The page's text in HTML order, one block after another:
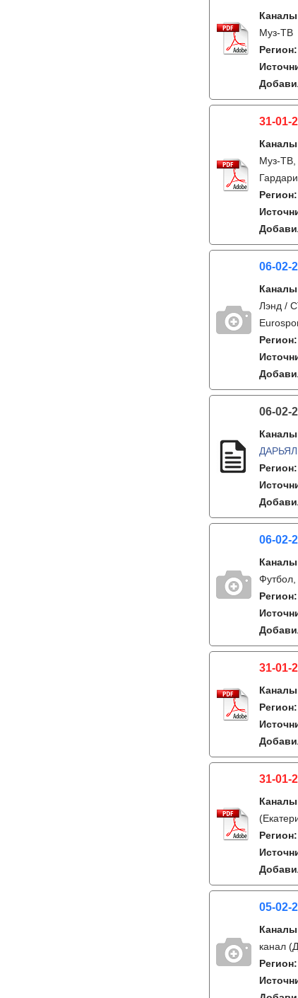
Каналы
Муз-ТВ
Регион:
31-01-
Каналы
Муз-ТВ,
Регион:
06-02-
Каналы
Лэнд /
Регион:
06-02-
Каналы
Регион:
06-02-
Каналы
Регион:
31-01-
Каналы
Регион:
31-01-
Каналы
Регион:
05-02-
Каналы
канал
Регион: